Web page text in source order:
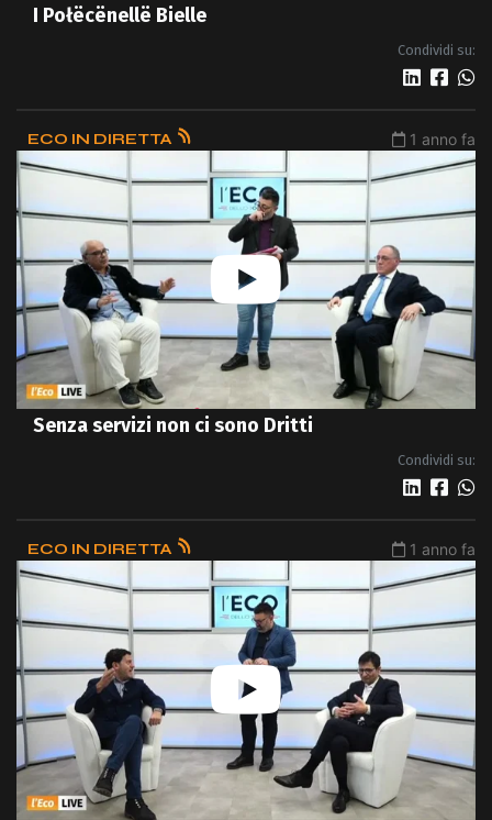
I Połëcënellë Bielle
Condividi su:
ECO IN DIRETTA 1 anno fa
Senza servizi non ci sono Dritti
Condividi su:
ECO IN DIRETTA 1 anno fa